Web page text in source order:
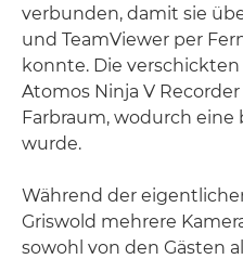
verbunden, damit sie
und TeamViewer per
konnte. Die
Atomos Ninja V
Farbraum, wodurch eine
wurde.
Während der
Griswold mehrere
sowohl von den Gästen